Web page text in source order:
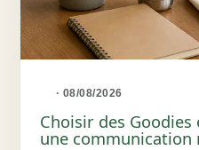
· 08/08/2026
Choisir des
une communication